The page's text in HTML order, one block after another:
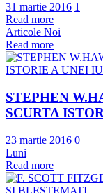
31 martie 2016 1
Read more
Articole Noi
Read more
STEPHEN
SCURTA
23 martie 2016 0
Luni
Read more